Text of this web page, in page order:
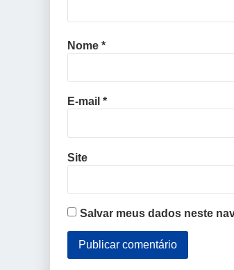
Nome *
E-mail *
Site
Salvar meus dados neste